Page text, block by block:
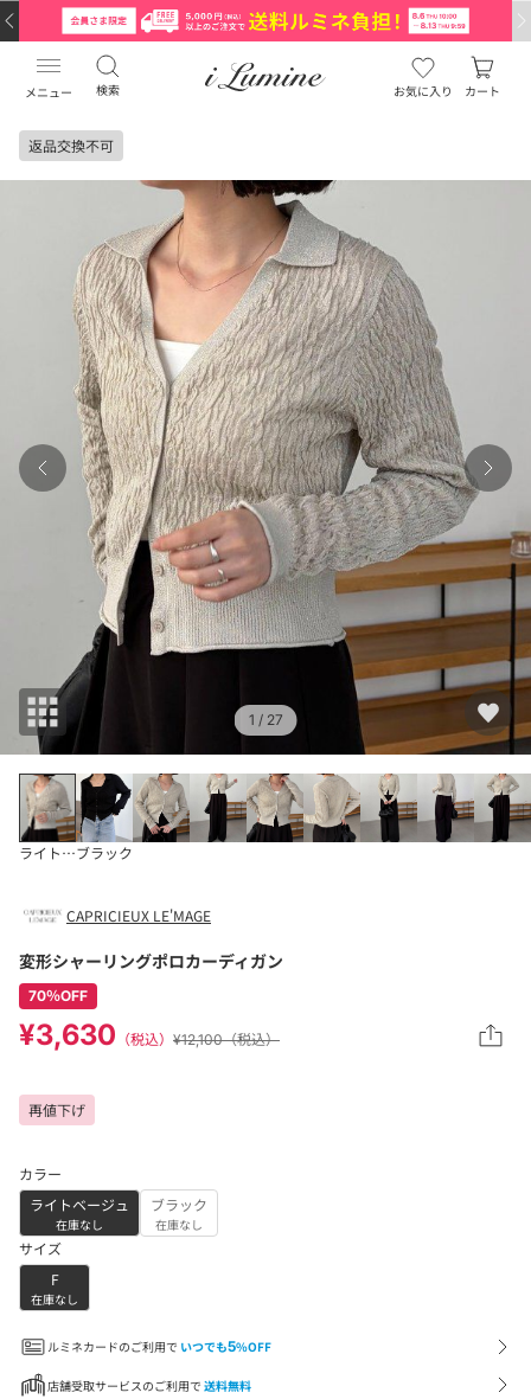
メニュー 検索 お気に入り カート
返品交換不可
1 / 27
ライトベージュ
ブラック
CAPRICIEUX LE'MAGE
変形シャーリングポロカーディガン
70％OFF
¥3,630 （税込） ¥12,100（税込）
再値下げ
カラー
ライトベージュ
在庫なし
ブラック
在庫なし
サイズ
F
在庫なし
ルミネカードのご利用で いつでも5%OFF
店舗受取サービスのご利用で 送料無料